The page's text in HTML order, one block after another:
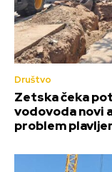
Društvo
Zetska čeka
vodovoda novi
problem